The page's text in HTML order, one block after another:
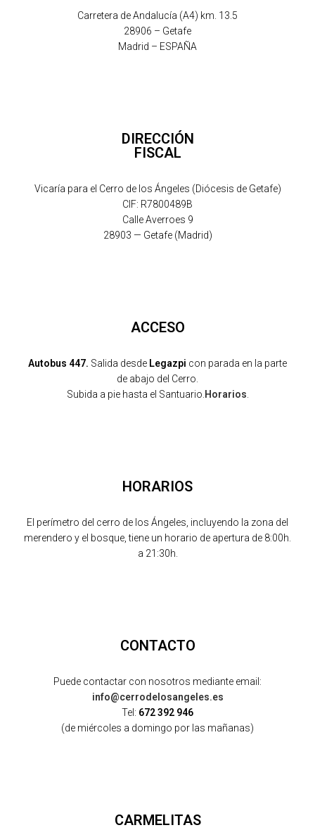
Carretera de Andalucía (A4) km. 13.5
28906 – Getafe
Madrid – ESPAÑA
DIRECCIÓN
FISCAL
Vicaría para el Cerro de los Ángeles (Diócesis de Getafe)
CIF: R7800489B
Calle Averroes 9
28903 — Getafe (Madrid)
ACCESO
Autobus 447. Salida desde Legazpi con parada en la parte
de abajo del Cerro.
Subida a pie hasta el Santuario. Horarios
HORARIOS
El perímetro del cerro de los Ángeles, incluyendo la zona del
merendero y el bosque, tiene un horario de apertura de 8:00h.
a 21:30h.
CONTACTO
Puede contactar con nosotros mediante email:
info@cerrodelosangeles.es
Tel: 672 392 946
(de miércoles a domingo por las mañanas)
CARMELITAS